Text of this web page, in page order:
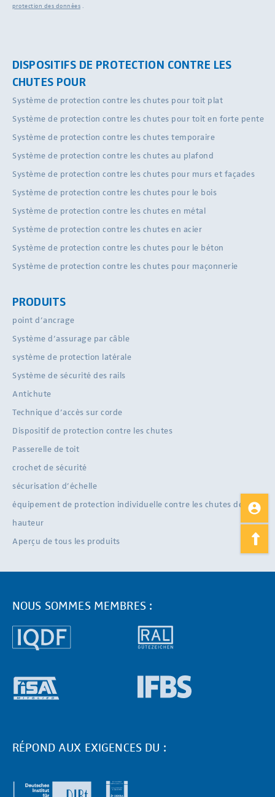
protection des données .
DISPOSITIFS DE PROTECTION CONTRE LES
CHUTES POUR
Système de protection contre les chutes pour toit plat
Système de protection contre les chutes pour toit en forte pente
Système de protection contre les chutes temporaire
Système de protection contre les chutes au plafond
Système de protection contre les chutes pour murs et façades
Système de protection contre les chutes pour le bois
Système de protection contre les chutes en métal
Système de protection contre les chutes en acier
Système de protection contre les chutes pour le béton
Système de protection contre les chutes pour maçonnerie
PRODUITS
point d’ancrage
Système d’assurage par câble
système de protection latérale
Système de sécurité des rails
Antichute
Technique d’accès sur corde
Dispositif de protection contre les chutes
Passerelle de toit
crochet de sécurité
sécurisation d’échelle
équipement de protection individuelle contre les chutes de
hauteur
Aperçu de tous les produits
NOUS SOMMES MEMBRES :
RÉPOND AUX EXIGENCES DU :